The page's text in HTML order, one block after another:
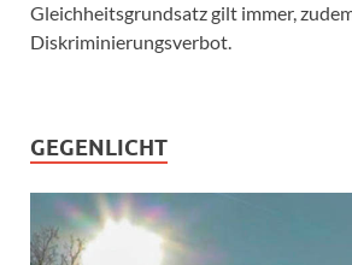
Gleichheitsgrundsatz gilt immer,
Diskriminierungsverbot.
GEGENLICHT